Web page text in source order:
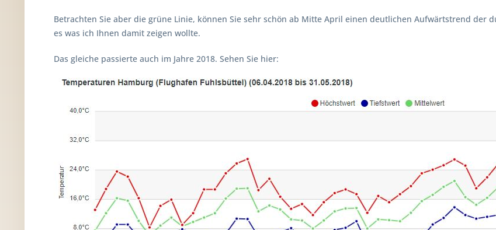
Betrachten Sie aber die grüne Linie, können Sie sehr schön ab Mitte April einen deutlichen Aufwärtstrend der
es was ich Ihnen damit zeigen wollte.
Das gleiche passierte auch im Jahre 2018. Sehen Sie hier: